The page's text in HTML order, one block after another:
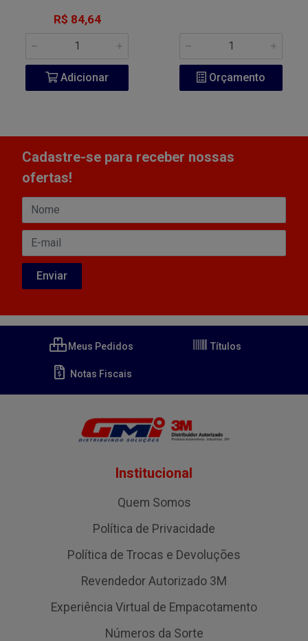
R$ 84,64
Adicionar Orçamento
Cadastre-se para receber nossas
ofertas!
Meus Pedidos Títulos
Notas Fiscais
Institucional
Quem Somos
Política de Privacidade
Política de Trocas e Devoluções
Revendedor Autorizado 3M
Experiência Virtual de Empacotamento
Números da Sorte